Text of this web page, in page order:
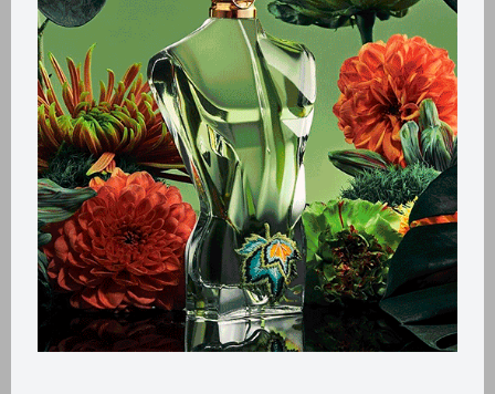
Métodos y costos de envío
Retiros gratuitos en tiendas
Productos que te pueden interesar